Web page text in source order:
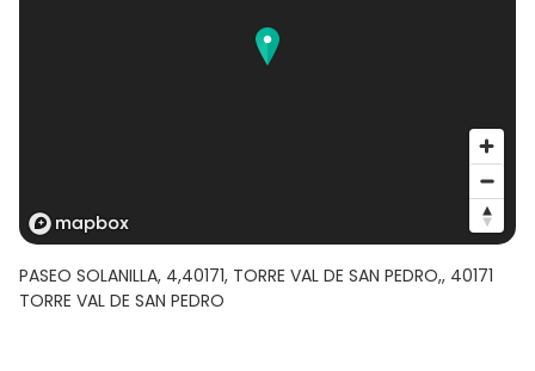
PASEO SOLANILLA, 4,40171, TORRE VAL DE SAN PEDRO,, 40171
TORRE VAL DE SAN PEDRO